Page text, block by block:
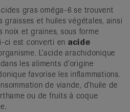
gras oméga-6 se trouvent
graisses et huiles végétales, ainsi
et graines, sous forme
ci est converti en acide
L’acide arachidonique
les aliments d’origine
favorise les inflammations.
de viande, d’huile de
ou de fruits à coque